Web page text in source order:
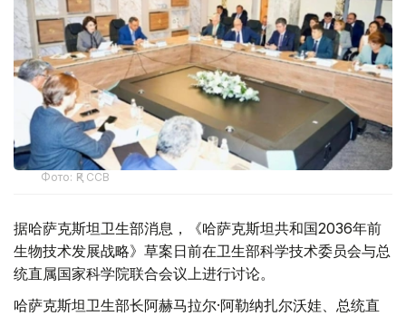
Фото: ҚР ССВ
据哈萨克斯坦卫生部消息，《哈萨克斯坦共和国2036年前
生物技术发展战略》草案日前在卫生部科学技术委员会与总
统直属国家科学院联合会议上进行讨论。
哈萨克斯坦卫生部长阿赫马拉尔·阿勒纳扎尔沃娃、总统直